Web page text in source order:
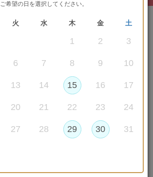
〔2026.10-12月対象〕古宇利島 空と海
ン（平日）※出発前レンタル
ご希望の日を選択してください。
火 水 木 金 土
1 2 3
6 7 8 9 10
13 14 15 16 17
20 21 22 23 24
27 28 29 30 31